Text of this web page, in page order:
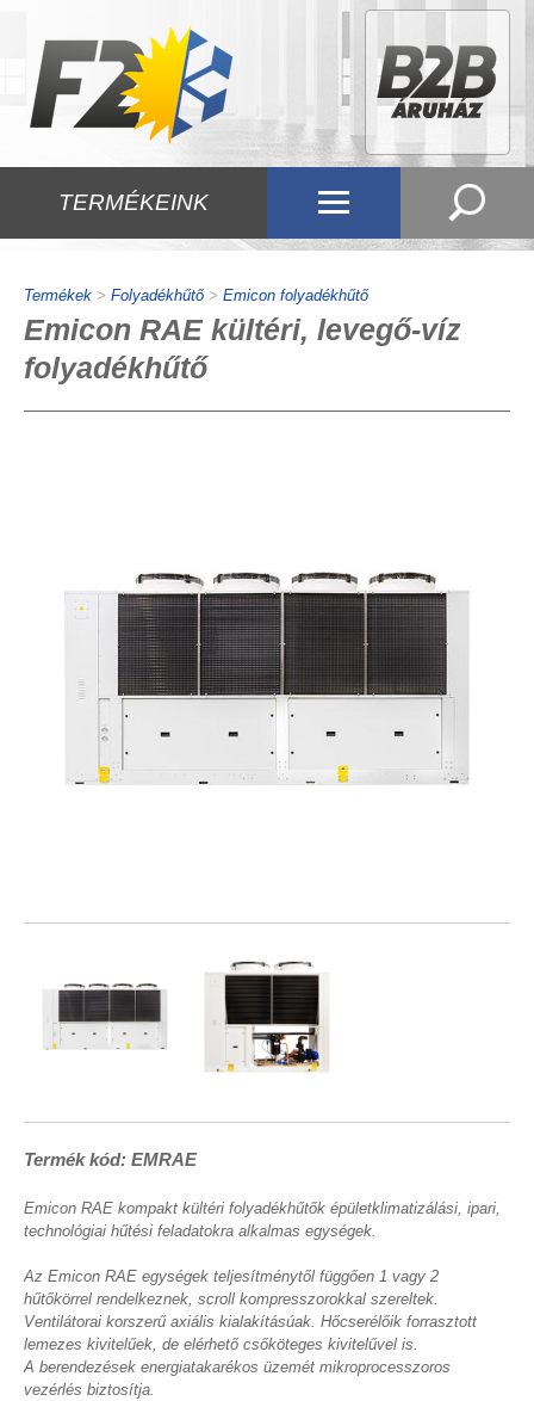
TERMÉKEINK
Termékek > Folyadékhűtő> Emicon folyadékhűtő
Emicon RAE kültéri, levegő-víz
folyadékhűtő
Termék kód: EMRAE
Emicon RAE kompakt kültéri folyadékhűtők épületklimatizálási, ipari,
technológiai hűtési feladatokra alkalmas egységek.
Az Emicon RAE egységek teljesítménytől függően 1 vagy 2
hűtőkörrel rendelkeznek, scroll kompresszorokkal szereltek.
Ventilátorai korszerű axiális kialakításúak. Hőcserélőik forrasztott
lemezes kivitelűek, de elérhető csőköteges kivitelűvel is.
A berendezések energiatakarékos üzemét mikroprocesszoros
vezérlés biztosítja.